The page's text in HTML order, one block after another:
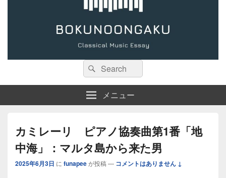
検
索:
検
索
メニュー
カミレーリ ピアノ協奏曲第1番「地
中海」：マルタ島から来た男
2025年6月3日 に funapeeが投稿 — コメントはありません ↓